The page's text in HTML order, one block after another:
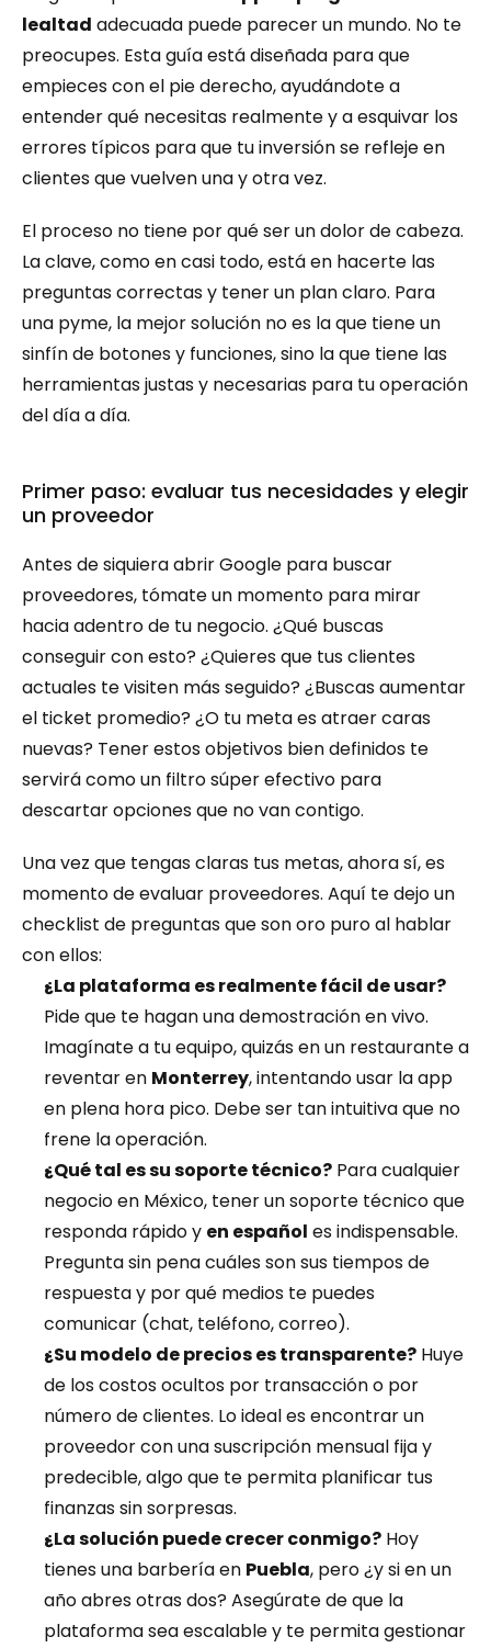
lealtad adecuada puede parecer un mundo. No te
preocupes. Esta guía está diseñada para que
empieces con el pie derecho, ayudándote a
entender qué necesitas realmente y a esquivar los
errores típicos para que tu inversión se refleje en
clientes que vuelven una y otra vez.
El proceso no tiene por qué ser un dolor de cabeza.
La clave, como en casi todo, está en hacerte las
preguntas correctas y tener un plan claro. Para
una pyme, la mejor solución no es la que tiene un
sinfín de botones y funciones, sino la que tiene las
herramientas justas y necesarias para tu operación
del día a día.
Primer paso: evaluar tus necesidades y elegir
un proveedor
Antes de siquiera abrir Google para buscar
proveedores, tómate un momento para mirar
hacia adentro de tu negocio. ¿Qué buscas
conseguir con esto? ¿Quieres que tus clientes
actuales te visiten más seguido? ¿Buscas aumentar
el ticket promedio? ¿O tu meta es atraer caras
nuevas? Tener estos objetivos bien definidos te
servirá como un filtro súper efectivo para
descartar opciones que no van contigo.
Una vez que tengas claras tus metas, ahora sí, es
momento de evaluar proveedores. Aquí te dejo un
checklist de preguntas que son oro puro al hablar
con ellos:
¿La plataforma es realmente fácil de usar?
Pide que te hagan una demostración en vivo.
Imagínate a tu equipo, quizás en un restaurante a
reventar en Monterrey, intentando usar la app
en plena hora pico. Debe ser tan intuitiva que no
frene la operación.
¿Qué tal es su soporte técnico? Para cualquier
negocio en México, tener un soporte técnico que
responda rápido y en español es indispensable.
Pregunta sin pena cuáles son sus tiempos de
respuesta y por qué medios te puedes
comunicar (chat, teléfono, correo).
¿Su modelo de precios es transparente? Huye
de los costos ocultos por transacción o por
número de clientes. Lo ideal es encontrar un
proveedor con una suscripción mensual fija y
predecible, algo que te permita planificar tus
finanzas sin sorpresas.
¿La solución puede crecer conmigo? Hoy
tienes una barbería en Puebla, pero ¿y si en un
año abres otras dos? Asegúrate de que la
plataforma sea escalable y te permita gestionar